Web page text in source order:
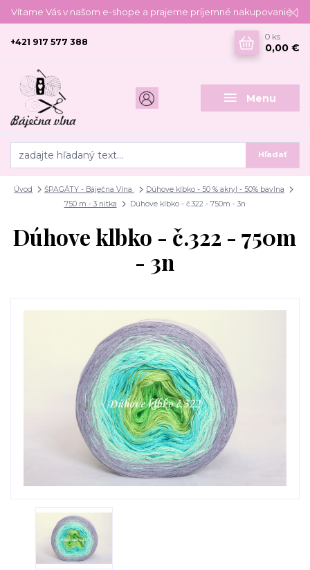
Vítame Vás v našom e-shope a prajeme príjemné nakupovanie :)
Menu
Hľadať
+421 917 577 388
0 ks
0,00 €
Úvod ŠPAGÁTY - Báječna Vlna
Dúhove klbko - 50 % akryl - 50% bavlna
750 m - 3 nitka
Dúhove klbko - č.322 - 750m - 3n
Dúhove klbko - č.322 - 750m
- 3n